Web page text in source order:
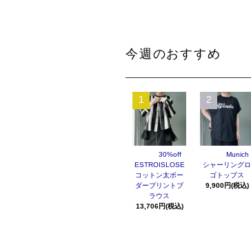
今週のおすすめ
1
30%off
ESTROISLOSE
コットン太ボー
ダープリントブ
ラウス
13,706円(税込)
2
Munich
シャーリングロ
ゴトップス
9,900円(税込)